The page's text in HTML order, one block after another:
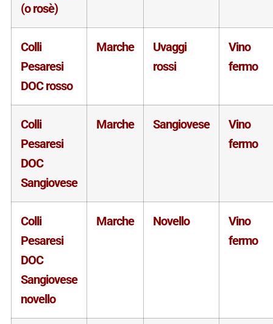
(o rosè)
Colli
Pesaresi
DOC rosso
Marche
Uvaggi
rossi
Vino
fermo
Colli
Pesaresi
DOC
Sangiovese
Marche Sangiovese
Vino
fermo
Colli
Pesaresi
DOC
Sangiovese
novello
Marche Novello
Vino
fermo